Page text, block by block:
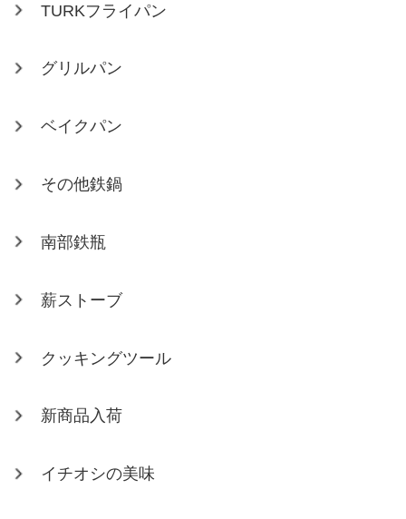
TURKフライパン
グリルパン
ベイクパン
その他鉄鍋
南部鉄瓶
薪ストーブ
クッキングツール
新商品入荷
イチオシの美味